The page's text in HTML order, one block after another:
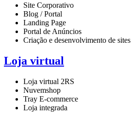
Site Corporativo
Blog / Portal
Landing Page
Portal de Anúncios
Criação e desenvolvimento de sites
Loja virtual
Loja virtual 2RS
Nuvemshop
Tray E-commerce
Loja integrada